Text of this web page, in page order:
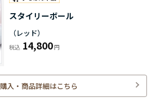
スタイリーボール
（レッド）
14,800
購入・商品詳細はこちら